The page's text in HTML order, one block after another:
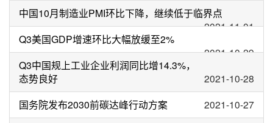
中国10月制造业PMI环比下降，继续低于临界点
2021-11-01
Q3美国GDP增速环比大幅放缓至2%
2021-10-29
Q3中国规上工业企业利润同比增14.3%，
态势良好
2021-10-28
国务院发布2030前碳达峰行动方案
2021-10-27